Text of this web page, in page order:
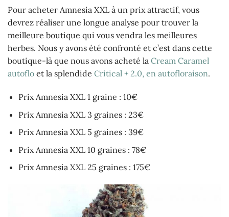
Pour acheter Amnesia XXL à un prix attractif, vous
devrez réaliser une longue analyse pour trouver la
meilleure boutique qui vous vendra les meilleures
herbes. Nous y avons été confronté et c’est dans cette
boutique-là que nous avons acheté la Cream Caramel
autoflo et la splendide Critical + 2.0, en autofloraison.
Prix Amnesia XXL 1 graine : 10€
Prix Amnesia XXL 3 graines : 23€
Prix Amnesia XXL 5 graines : 39€
Prix Amnesia XXL 10 graines : 78€
Prix Amnesia XXL 25 graines : 175€